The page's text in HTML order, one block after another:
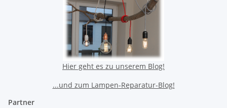
Hier geht es zu unserem Blog!
...und zum Lampen-Reparatur-Blog!
Partner